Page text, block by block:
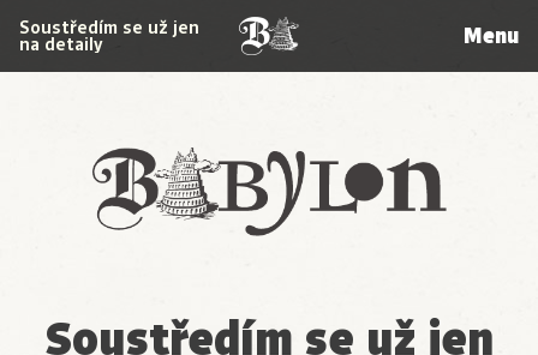
Babylon
Soustředím se už jen
na detaily Menu
Soustředím se už jen